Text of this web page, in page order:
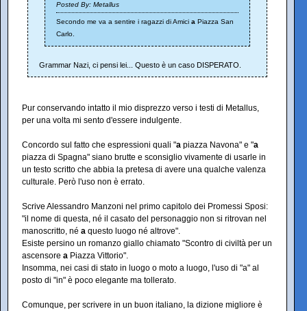
Posted By: Metallus
Secondo me va a sentire i ragazzi di Amici a Piazza San
Carlo.
Grammar Nazi, ci pensi lei... Questo è un caso DISPERATO.
Pur conservando intatto il mio disprezzo verso i testi di Metallus,
per una volta mi sento d'essere indulgente.
Concordo sul fatto che espressioni quali "a piazza Navona" e "a
piazza di Spagna" siano brutte e sconsiglio vivamente di usarle in
un testo scritto che abbia la pretesa di avere una qualche valenza
culturale. Però l'uso non è errato.
Scrive Alessandro Manzoni nel primo capitolo dei Promessi Sposi:
"il nome di questa, né il casato del personaggio non si ritrovan nel
manoscritto, né a questo luogo né altrove".
Esiste persino un romanzo giallo chiamato "Scontro di civiltà per un
ascensore a Piazza Vittorio".
Insomma, nei casi di stato in luogo o moto a luogo, l'uso di "a" al
posto di "in" è poco elegante ma tollerato.
Comunque, per scrivere in un buon italiano, la dizione migliore è